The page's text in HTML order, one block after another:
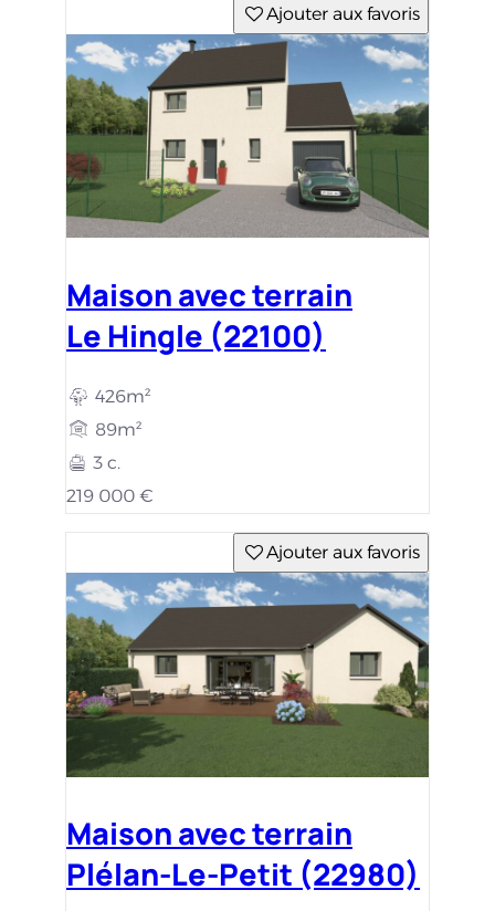
Ajouter aux favoris
Maison avec terrain
Le Hingle (22100)
426m²
89m²
3 c.
219 000 €
Ajouter aux favoris
Maison avec terrain
Plélan-Le-Petit (22980)